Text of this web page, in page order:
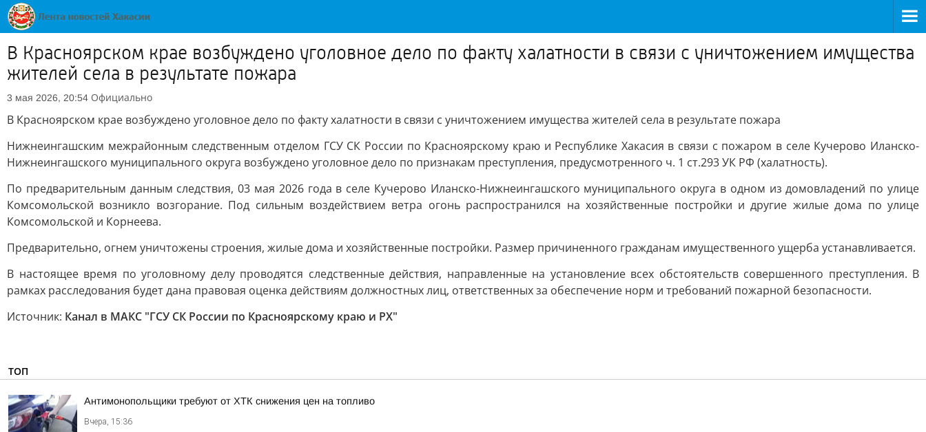
В Красноярском крае возбуждено уголовное дело по факту халатности в связи с уничтожением имущества
жителей села в результате пожара
3 мая 2026, 20:54 Официально
В Красноярском крае возбуждено уголовное дело по факту халатности в связи с уничтожением имущества жителей села в результате пожара
Нижнеингашским межрайонным следственным отделом ГСУ СК России по Красноярскому краю и Республике Хакасия в связи с пожаром в селе Кучерово Иланско-
Нижнеингашского муниципального округа возбуждено уголовное дело по признакам преступления, предусмотренного ч. 1 ст.293 УК РФ (халатность).
По предварительным данным следствия, 03 мая 2026 года в селе Кучерово Иланско-Нижнеингашского муниципального округа в одном из домовладений по улице
Комсомольской возникло возгорание. Под сильным воздействием ветра огонь распространился на хозяйственные постройки и другие жилые дома по улице
Комсомольской и Корнеева.
Предварительно, огнем уничтожены строения, жилые дома и хозяйственные постройки. Размер причиненного гражданам имущественного ущерба устанавливается.
В настоящее время по уголовному делу проводятся следственные действия, направленные на установление всех обстоятельств совершенного преступления. В
рамках расследования будет дана правовая оценка действиям должностных лиц, ответственных за обеспечение норм и требований пожарной безопасности.
Источник: Канал в МАКС "ГСУ СК России по Красноярскому краю и РХ"
ТОП
Антимонопольщики требуют от ХТК снижения цен на топливо
Вчера, 15:36